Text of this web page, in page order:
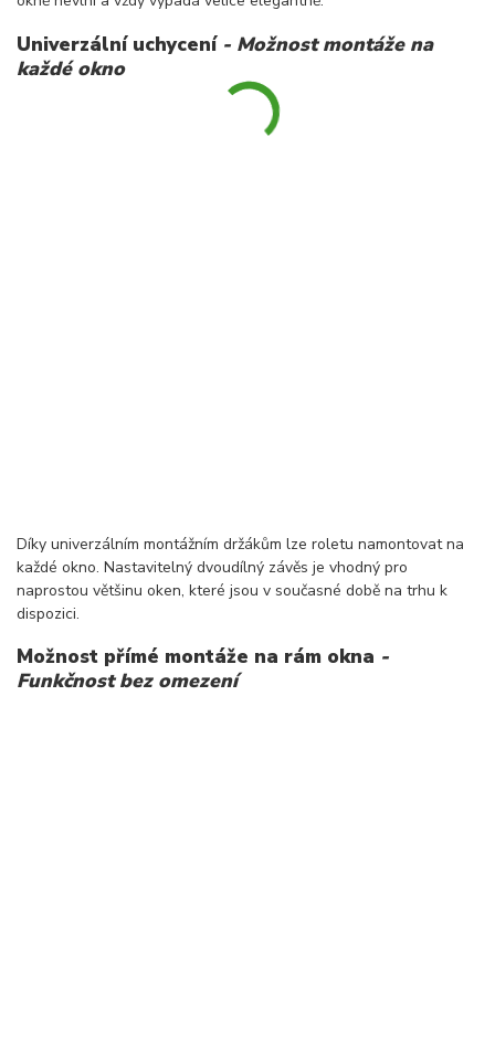
Univerzální uchycení - Možnost montáže na
každé okno
Díky univerzálním montážním držákům lze roletu namontovat na
každé okno. Nastavitelný dvoudílný závěs je vhodný pro
naprostou většinu oken, které jsou v současné době na trhu k
dispozici.
Možnost přímé montáže na rám okna -
Funkčnost bez omezení